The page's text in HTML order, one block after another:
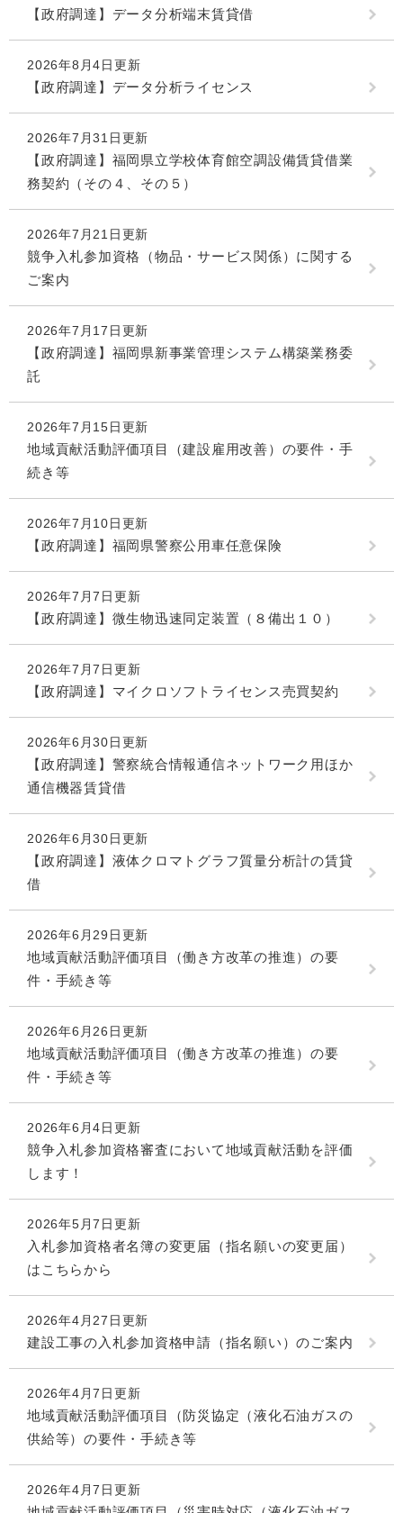
【政府調達】データ分析端末賃貸借
2026年8月4日更新
【政府調達】データ分析ライセンス
2026年7月31日更新
【政府調達】福岡県立学校体育館空調設備賃貸借業
務契約（その４、その５）
2026年7月21日更新
競争入札参加資格（物品・サービス関係）に関する
ご案内
2026年7月17日更新
【政府調達】福岡県新事業管理システム構築業務委
託
2026年7月15日更新
地域貢献活動評価項目（建設雇用改善）の要件・手
続き等
2026年7月10日更新
【政府調達】福岡県警察公用車任意保険
2026年7月7日更新
【政府調達】微生物迅速同定装置（８備出１０）
2026年7月7日更新
【政府調達】マイクロソフトライセンス売買契約
2026年6月30日更新
【政府調達】警察統合情報通信ネットワーク用ほか
通信機器賃貸借
2026年6月30日更新
【政府調達】液体クロマトグラフ質量分析計の賃貸
借
2026年6月29日更新
地域貢献活動評価項目（働き方改革の推進）の要
件・手続き等
2026年6月26日更新
地域貢献活動評価項目（働き方改革の推進）の要
件・手続き等
2026年6月4日更新
競争入札参加資格審査において地域貢献活動を評価
します！
2026年5月7日更新
入札参加資格者名簿の変更届（指名願いの変更届）
はこちらから
2026年4月27日更新
建設工事の入札参加資格申請（指名願い）のご案内
2026年4月7日更新
地域貢献活動評価項目（防災協定（液化石油ガスの
供給等）の要件・手続き等
2026年4月7日更新